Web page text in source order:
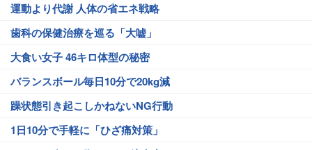
運動より代謝 人体の省エネ戦略
歯科の保健治療を巡る「大嘘」
大食い女子 46キロ体型の秘密
バランスボール毎日10分で20kg減
躁状態引き起こしかねないNG行動
1日10分で手軽に「ひざ痛対策」